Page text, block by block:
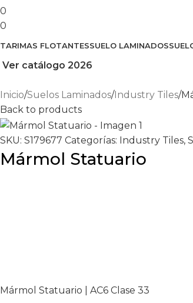
0
0
TARIMAS FLOTANTESSUELO LAMINADOS
Ver catálogo 2026
Inicio Suelos Laminados Industry Tiles
Back to products
SKU: S179677 Categorías: Industry Tiles,
Mármol Statuario
Mármol Statuario | AC6 Clase 33